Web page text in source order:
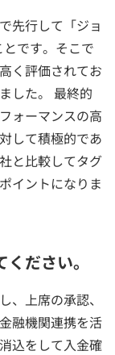
先行して「ジョ
です。そこで
く評価されてお
した。 最終的
ォーマンスの高
して積極的であ
と比較してタグ
イントになりま
ださい。
、上席の承認、
融機関連携を活
込をして入金確